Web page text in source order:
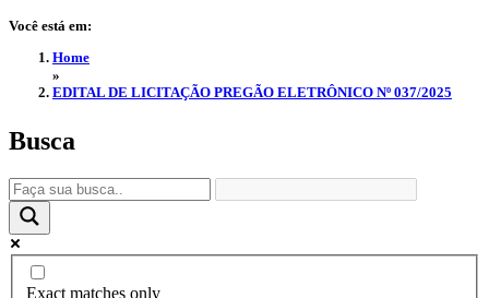
Você está em:
Home
»
EDITAL DE LICITAÇÃO PREGÃO ELETRÔNICO Nº 037/2025
Busca
Exact matches only